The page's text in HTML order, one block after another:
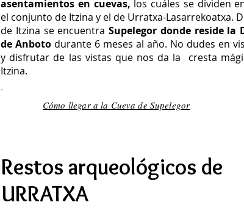
asentamientos en cuevas, los cuáles se dividen
el conjunto de Itzina y el de Urratxa-Lasarrekoatxa.
de Itzina se encuentra Supelegor donde reside la
de Anboto durante 6 meses al año. No dudes en
y disfrutar de las vistas que nos da la cresta
Itzina.
Cómo llegar a la Cueva de Supelegor
Restos arqueológicos de
URRATXA